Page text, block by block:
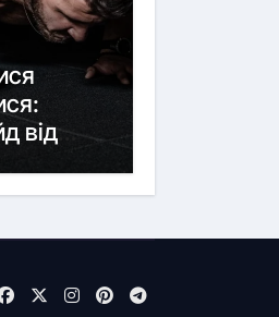
від